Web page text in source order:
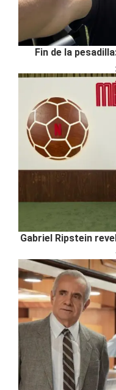
Fin de la
Gabriel Ripstein